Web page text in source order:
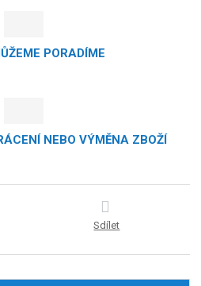
PORADÍME
NEBO VÝMĚNA ZBOŽÍ
Sdílet